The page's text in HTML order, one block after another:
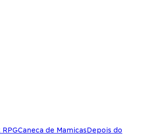
Caneca de MamicasDepois do